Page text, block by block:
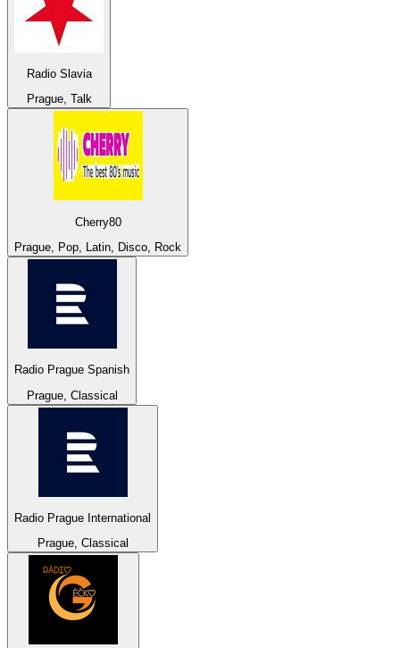
Radio Slavia
Prague, Talk
Cherry80
Prague, Pop, Latin, Disco, Rock
Radio Prague Spanish
Prague, Classical
Radio Prague International
Prague, Classical